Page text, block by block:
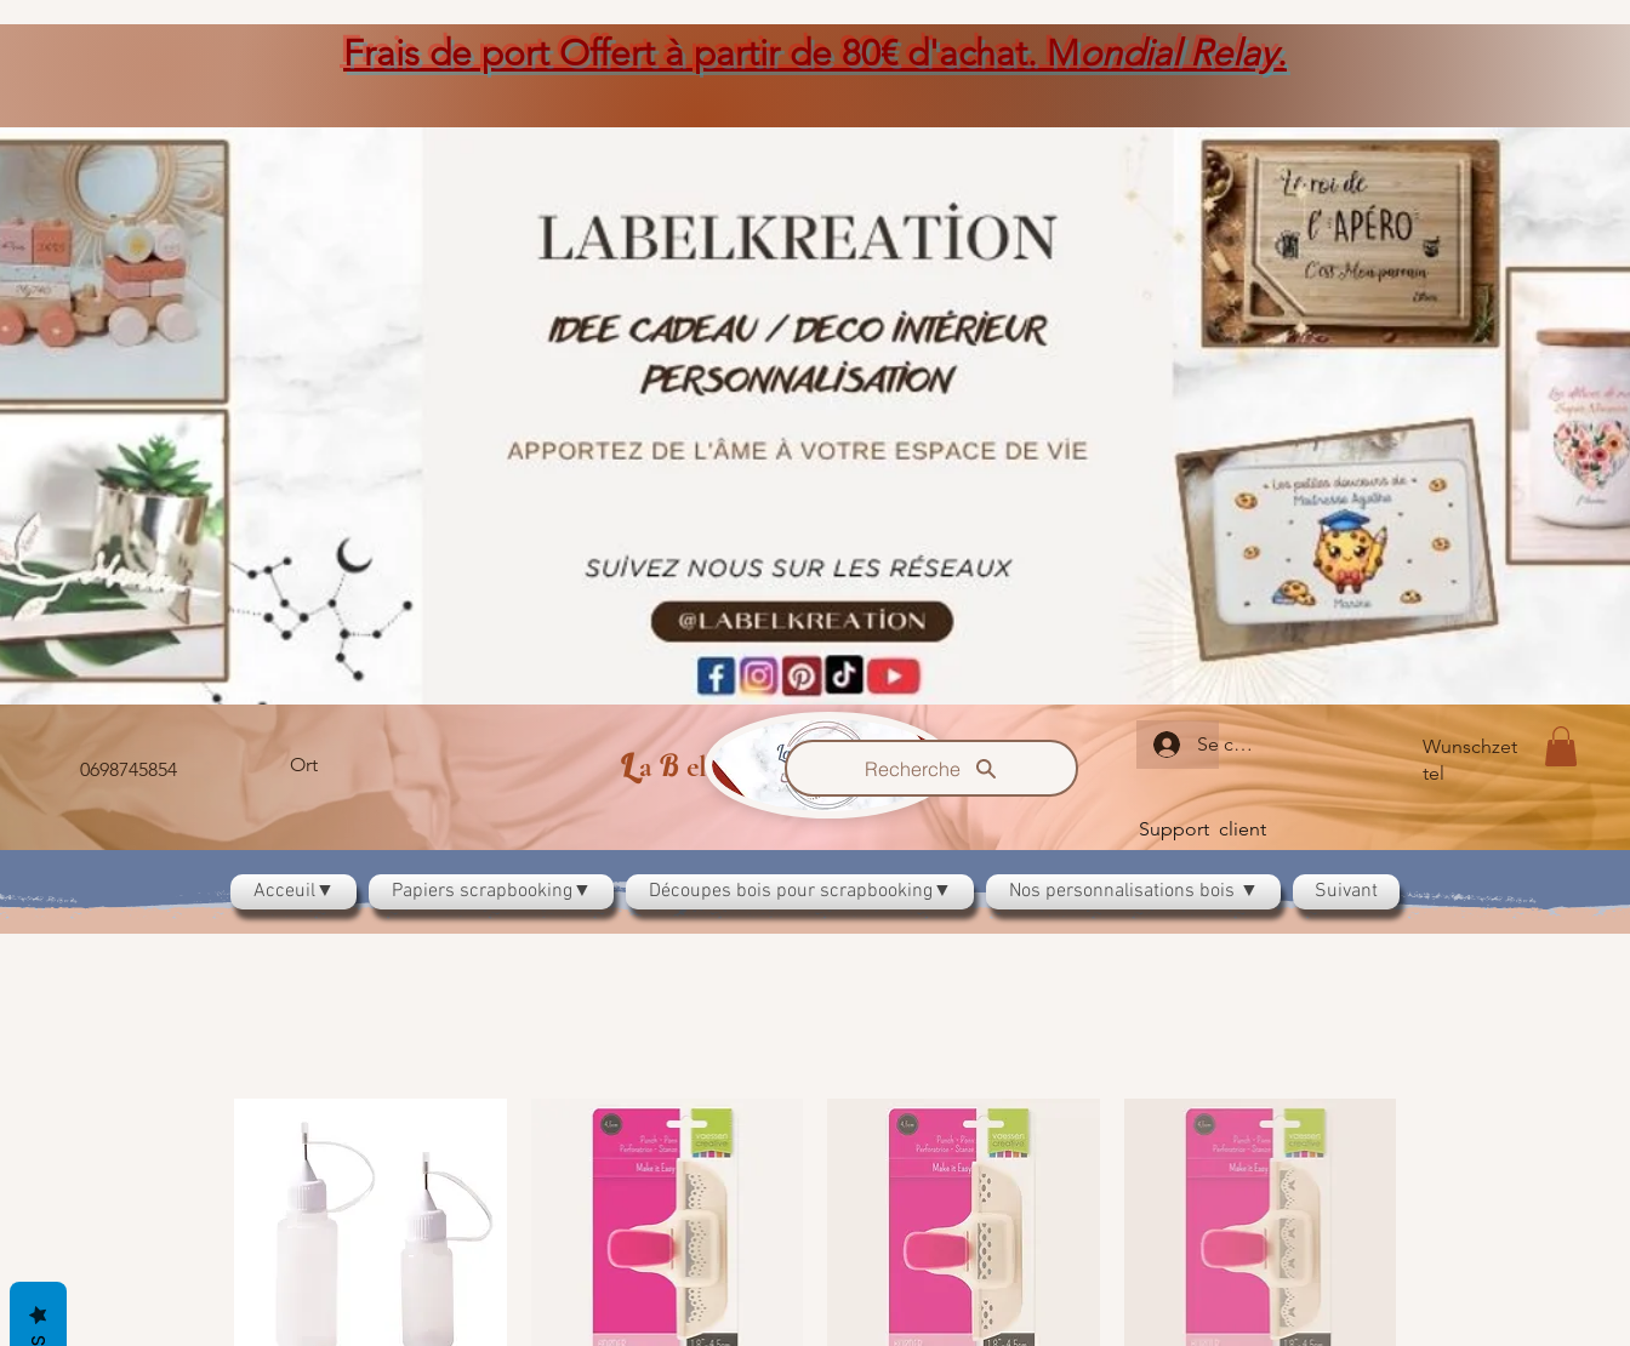
Frais de port Offert à partir de 80€ d'achat. Mondial Relay.
Acceuil▼ Papiers scrapbooking▼ Découpes bois pour scrapbooking▼ Nos personnalisations bois ▼ Suivant
0698745854 Ort La B elK ration Recherche
Se connecter
Support client
Wunschzet
tel